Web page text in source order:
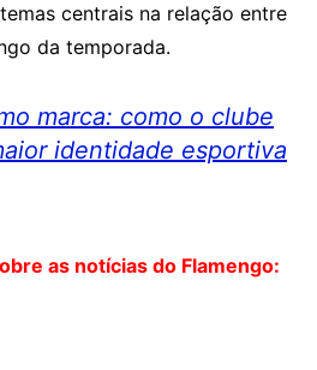
centrais na relação entre
da temporada.
marca: como o clube
identidade esportiva
as notícias do Flamengo: